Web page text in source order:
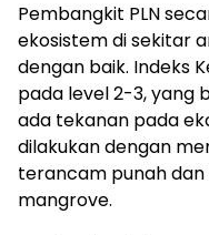
Pembangkit PLN
ekosistem di sekitar
dengan baik. Indeks
pada level 2-3, yang
ada tekanan pada
dilakukan dengan
terancam punah
mangrove.